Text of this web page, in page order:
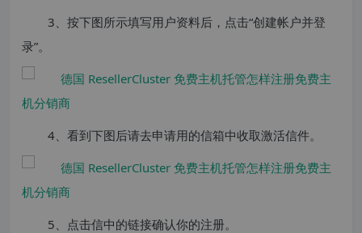
3、按下图所示填写用户资料后，点击“创建帐户并登
录”。
4、看到下图后请去申请用的信箱中收取激活信件。
5、点击信中的链接确认你的注册。